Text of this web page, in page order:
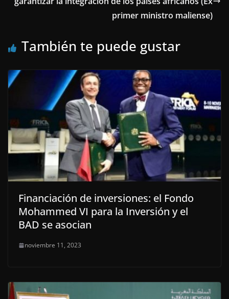
primer ministro maliense)
También te puede gustar
Financiación de inversiones: el Fondo
Mohammed VI para la Inversión y el
BAD se asocian
noviembre 11, 2023